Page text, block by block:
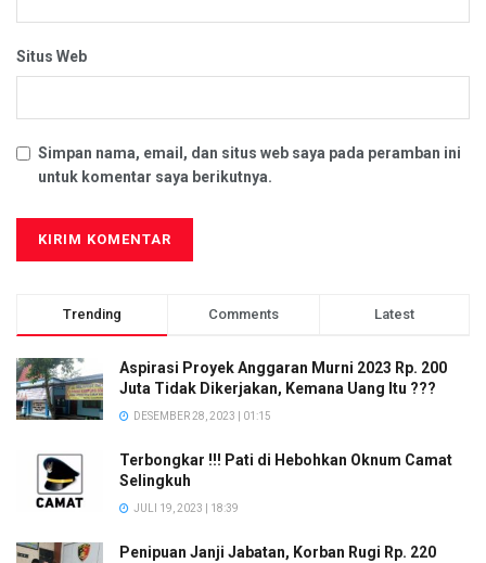
Situs Web
Simpan nama, email, dan situs web saya pada peramban ini
untuk komentar saya berikutnya.
Trending Comments Latest
Aspirasi Proyek Anggaran Murni 2023 Rp. 200
Juta Tidak Dikerjakan, Kemana Uang Itu ???
DESEMBER 28, 2023 | 01:15
Terbongkar !!! Pati di Hebohkan Oknum Camat
Selingkuh
JULI 19, 2023 | 18:39
Penipuan Janji Jabatan, Korban Rugi Rp. 220